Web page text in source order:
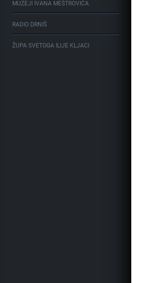
MUZEJI IVANA MEŠTROVIĆA
RADIO DRNIŠ
ŽUPA SVETOGA ILIJE KLJACI